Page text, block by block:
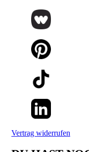
Vertrag widerrufen